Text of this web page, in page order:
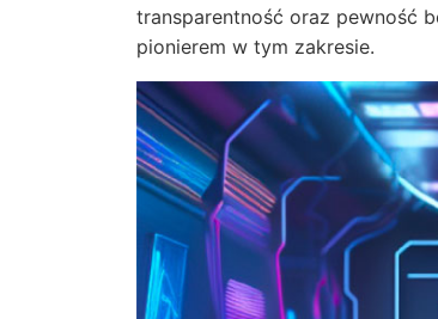
transparentność oraz pewność
pionierem w tym zakresie.